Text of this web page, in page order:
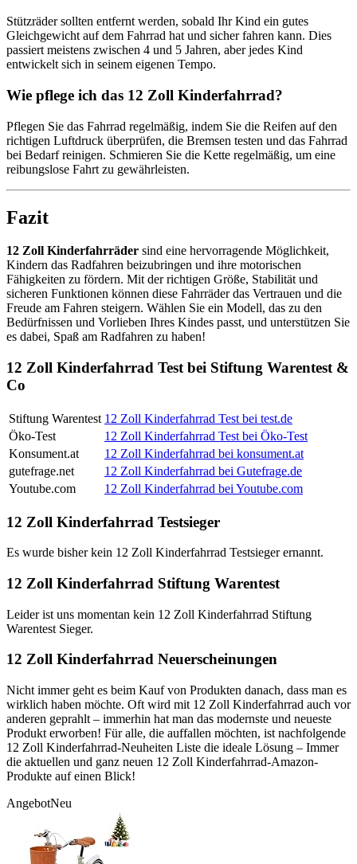
Stützräder sollten entfernt werden, sobald Ihr Kind ein gutes
Gleichgewicht auf dem Fahrrad hat und sicher fahren kann. Dies
passiert meistens zwischen 4 und 5 Jahren, aber jedes Kind
entwickelt sich in seinem eigenen Tempo.
Wie pflege ich das 12 Zoll Kinderfahrrad?
Pflegen Sie das Fahrrad regelmäßig, indem Sie die Reifen auf den
richtigen Luftdruck überprüfen, die Bremsen testen und das Fahrrad
bei Bedarf reinigen. Schmieren Sie die Kette regelmäßig, um eine
reibungslose Fahrt zu gewährleisten.
Fazit
12 Zoll Kinderfahrräder sind eine hervorragende Möglichkeit,
Kindern das Radfahren beizubringen und ihre motorischen
Fähigkeiten zu fördern. Mit der richtigen Größe, Stabilität und
sicheren Funktionen können diese Fahrräder das Vertrauen und die
Freude am Fahren steigern. Wählen Sie ein Modell, das zu den
Bedürfnissen und Vorlieben Ihres Kindes passt, und unterstützen Sie
es dabei, Spaß am Radfahren zu haben!
12 Zoll Kinderfahrrad Test bei Stiftung Warentest &
Co
Stiftung Warentest 12 Zoll Kinderfahrrad Test bei test.de
Öko-Test
12 Zoll Kinderfahrrad Test bei Öko-Test
Konsument.at
12 Zoll Kinderfahrrad bei konsument.at
gutefrage.net
12 Zoll Kinderfahrrad bei Gutefrage.de
Youtube.com
12 Zoll Kinderfahrrad bei Youtube.com
12 Zoll Kinderfahrrad Testsieger
Es wurde bisher kein 12 Zoll Kinderfahrrad Testsieger ernannt.
12 Zoll Kinderfahrrad Stiftung Warentest
Leider ist uns momentan kein 12 Zoll Kinderfahrrad Stiftung
Warentest Sieger.
12 Zoll Kinderfahrrad Neuerscheinungen
Nicht immer geht es beim Kauf von Produkten danach, dass man es
wirklich haben möchte. Oft wird mit 12 Zoll Kinderfahrrad auch vor
anderen geprahlt – immerhin hat man das modernste und neueste
Produkt erworben! Für alle, die auffallen möchten, ist nachfolgende
12 Zoll Kinderfahrrad-Neuheiten Liste die ideale Lösung – Immer
die aktuellen und ganz neuen 12 Zoll Kinderfahrrad-Amazon-
Produkte auf einen Blick!
AngebotNeu